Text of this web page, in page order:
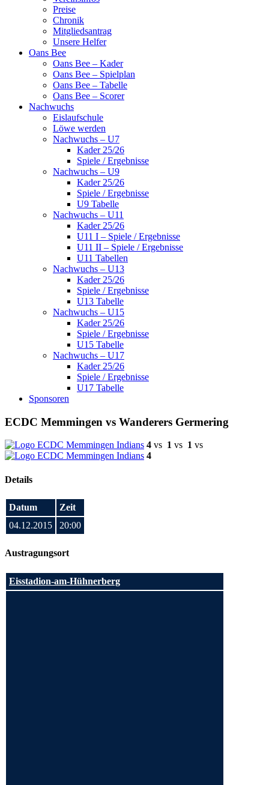
Preise
Chronik
Mitgliedsantrag
Unsere Helfer
Oans Bee
Oans Bee – Kader
Oans Bee – Spielplan
Oans Bee – Tabelle
Oans Bee – Scorer
Nachwuchs
Eislaufschule
Löwe werden
Nachwuchs – U7
Kader 25/26
Spiele / Ergebnisse
Nachwuchs – U9
Kader 25/26
Spiele / Ergebnisse
U9 Tabelle
Nachwuchs – U11
Kader 25/26
U11 I – Spiele / Ergebnisse
U11 II – Spiele / Ergebnisse
U11 Tabellen
Nachwuchs – U13
Kader 25/26
Spiele / Ergebnisse
U13 Tabelle
Nachwuchs – U15
Kader 25/26
Spiele / Ergebnisse
U15 Tabelle
Nachwuchs – U17
Kader 25/26
Spiele / Ergebnisse
U17 Tabelle
Sponsoren
ECDC Memmingen vs Wanderers Germering
4 vs 1 vs 1 vs
4
Details
Datum
Zeit
04.12.2015
20:00
Austragungsort
Eisstadion-am-Hühnerberg